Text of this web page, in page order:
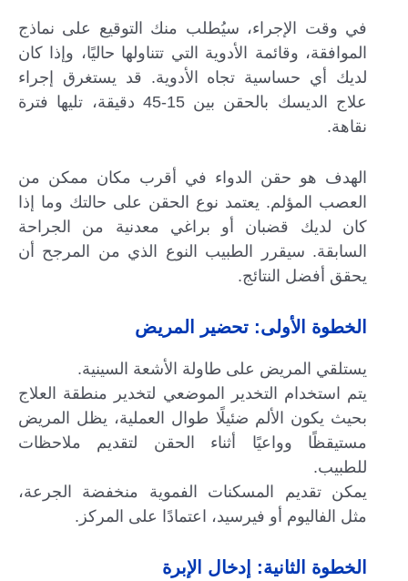
في وقت الإجراء، سيُطلب منك التوقيع على نماذج
الموافقة، وقائمة الأدوية التي تتناولها حاليًا، وإذا كان
لديك أي حساسية تجاه الأدوية. قد يستغرق إجراء
علاج الديسك بالحقن بين 15-45 دقيقة، تليها فترة
نقاهة.
الهدف هو حقن الدواء في أقرب مكان ممكن من
العصب المؤلم. يعتمد نوع الحقن على حالتك وما إذا
كان لديك قضبان أو براغي معدنية من الجراحة
السابقة. سيقرر الطبيب النوع الذي من المرجح أن
يحقق أفضل النتائج.
الخطوة الأولى: تحضير المريض
يستلقي المريض على طاولة الأشعة السينية.
يتم استخدام التخدير الموضعي لتخدير منطقة العلاج
بحيث يكون الألم ضئيلًا طوال العملية، يظل المريض
مستيقظًا وواعيًا أثناء الحقن لتقديم ملاحظات
للطبيب.
يمكن تقديم المسكنات الفموية منخفضة الجرعة،
مثل الفاليوم أو فيرسيد، اعتمادًا على المركز.
الخطوة الثانية: إدخال الإبرة